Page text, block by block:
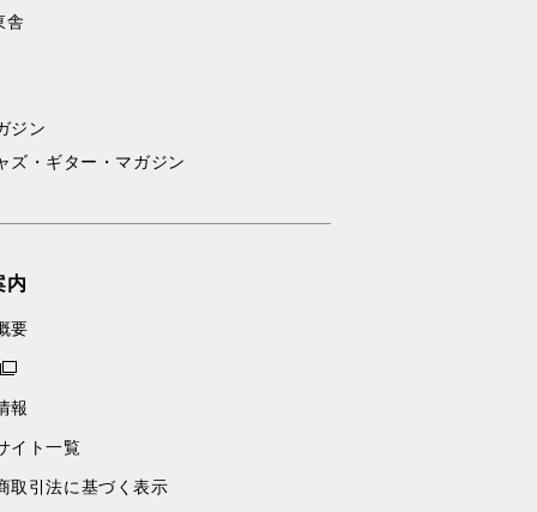
舎
ジン
ズ・ギター・マガジン
内
要
報
イト一覧
取引法に基づく表示